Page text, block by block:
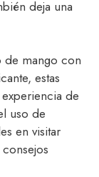
deja una
de mango con
estas
de
uso de
en visitar